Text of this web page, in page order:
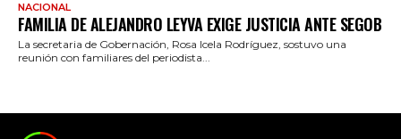
NACIONAL
FAMILIA DE ALEJANDRO LEYVA EXIGE JUSTICIA ANTE SEGOB
La secretaria de Gobernación, Rosa Icela Rodríguez, sostuvo una
reunión con familiares del periodista...